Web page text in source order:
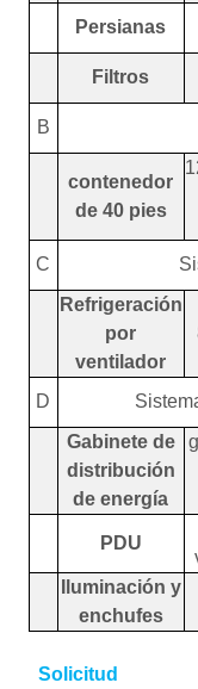
Persianas
Filtros
B
contenedor
de 40 pies
C
Refrigeración
por
ventilador
D
Gabinete de
distribución
de energía
PDU
Iluminación y
enchufes
Solicitud